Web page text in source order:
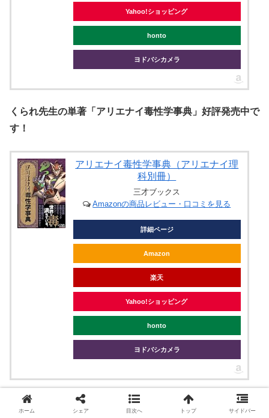
Yahoo!ショッピング
honto
ヨドバシカメラ
くられ先生の単著「アリエナイ毒性学事典」好評発売中で
す！
アリエナイ毒性学事典（アリエナイ理
科別冊）
三才ブックス
Amazonの商品レビュー・口コミを見る
詳細ページ
Amazon
楽天
Yahoo!ショッピング
honto
ヨドバシカメラ
工作系に特化した「アリエナイ工作事典」好評発売中で
ホーム シェア 目次へ トップ サイドバー